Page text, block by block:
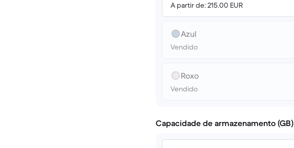
A partir de: 215.00 EUR
Azul
Vendido
Roxo
Vendido
Capacidade de armazenamento (GB)